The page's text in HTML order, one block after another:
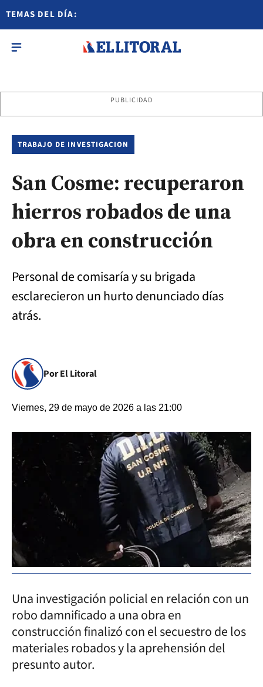
TEMAS DEL DÍA:
PUBLICIDAD
TRABAJO DE INVESTIGACION
San Cosme: recuperaron
hierros robados de una
obra en construcción
Personal de comisaría y su brigada
esclarecieron un hurto denunciado días
atrás.
Por El Litoral
Viernes, 29 de mayo de 2026 a las 21:00
Una investigación policial en relación con un
robo damnificado a una obra en
construcción finalizó con el secuestro de los
materiales robados y la aprehensión del
presunto autor.